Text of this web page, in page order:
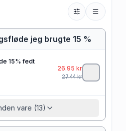
jeg brugte 15 %
15% fedt
26.95 kr
27.44kr
vare (13)